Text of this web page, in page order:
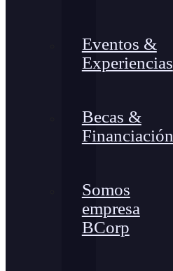
Eventos &
Experiencias
Becas &
Financiación
Somos
empresa
BCorp